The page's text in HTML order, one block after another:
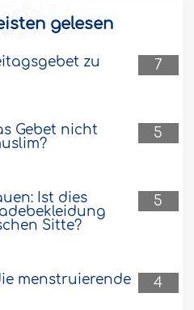
gelesen
7
zu
5
Gebet nicht
5
Ist dies
Sitte?
4
menstruierende